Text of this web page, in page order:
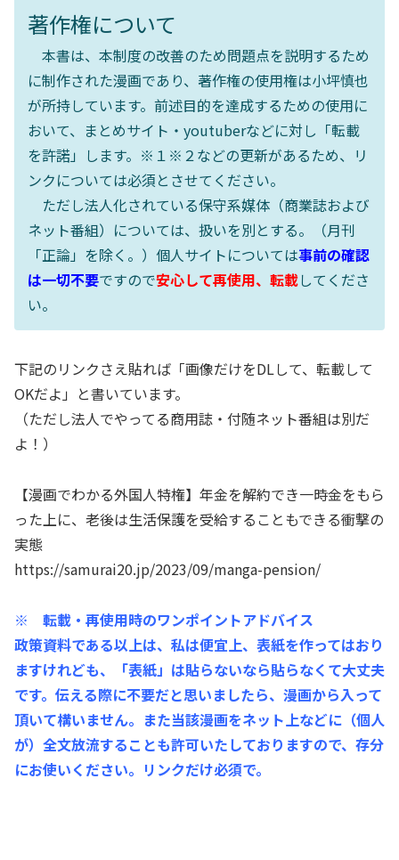
著作権について
本書は、本制度の改善のため問題点を説明するため
に制作された漫画であり、著作権の使用権は小坪慎也
が所持しています。前述目的を達成するための使用に
おいて、まとめサイト・youtuberなどに対し「転載
を許諾」します。※１※２などの更新があるため、リ
ンクについては必須とさせてください。
ただし法人化されている保守系媒体（商業誌および
ネット番組）については、扱いを別とする。（月刊
「正論」を除く。）個人サイトについては事前の確認
は一切不要ですので安心して再使用、転載してくださ
い。
下記のリンクさえ貼れば「画像だけをDLして、転載して
OKだよ」と書いています。
（ただし法人でやってる商用誌・付随ネット番組は別だ
よ！）
【漫画でわかる外国人特権】年金を解約でき一時金をもら
った上に、老後は生活保護を受給することもできる衝撃の
実態
https://samurai20.jp/2023/09/manga-pension/
※ 転載・再使用時のワンポイントアドバイス
政策資料である以上は、私は便宜上、表紙を作ってはおり
ますけれども、「表紙」は貼らないなら貼らなくて大丈夫
です。伝える際に不要だと思いましたら、漫画から入って
頂いて構いません。また当該漫画をネット上などに（個人
が）全文放流することも許可いたしておりますので、存分
にお使いください。リンクだけ必須で。